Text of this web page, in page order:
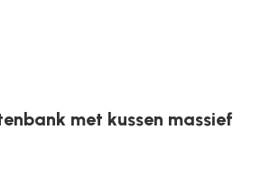
met kussen massief